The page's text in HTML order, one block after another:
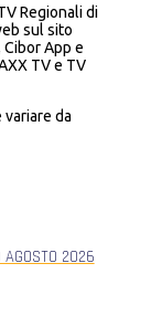
Regionali di
sul sito
App e
TV e TV
da
AGOSTO 2026